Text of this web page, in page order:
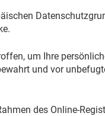
um Ihre
und vor
des Online-